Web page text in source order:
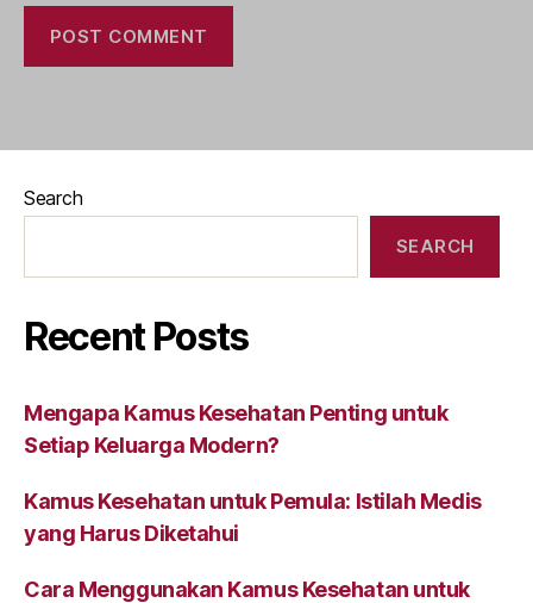
Search
SEARCH
Recent Posts
Mengapa Kamus Kesehatan Penting untuk
Setiap Keluarga Modern?
Kamus Kesehatan untuk Pemula: Istilah Medis
yang Harus Diketahui
Cara Menggunakan Kamus Kesehatan untuk